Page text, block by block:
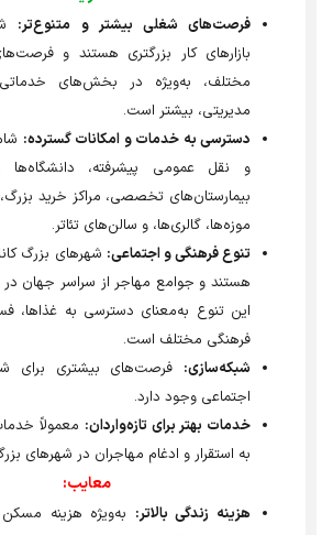
فرصت‌های شغلی بیشتر و متنوع‌تر: شهرهای
بازارهای کار بزرگتری هستند و فرصت‌های
مختلف، به‌ویژه در بخش‌های خدماتی،
مدیریتی، بیشتر است.
دسترسی به خدمات و امکانات گسترده:شامل
و نقل عمومی پیشرفته، دانشگاه‌ها و
بیمارستان‌های تخصصی، مراکز خرید بزرگ،
موزه‌ها، گالری‌ها، و سالن‌های تئاتر.
تنوع فرهنگی و اجتماعی:شهرهای بزرگ کانادا
هستند و جوامع مهاجر از سراسر جهان در آن‌ها
این تنوع به‌معنای دسترسی به غذاها،
فرهنگی مختلف است.
شبکه‌سازی:فرصت‌های بیشتری برای
اجتماعی وجود دارد.
خدمات بهتر برای تازه‌واردان:معمولاً خدمات
به استقرار و ادغام مهاجران در شهرهای بزرگ ارائه
هزینه زندگی بالاتر:به‌ویژه هزینه مسکن (اجاره